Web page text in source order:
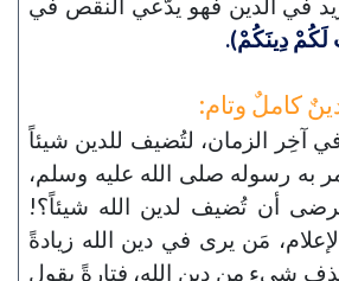
لَكُمْ دِينَكُمْ).
كاملٌ وتام:
آخِر الزمان، لتُضيف للدين شيئاً
أمر به رسوله صلى الله عليه وسلم،
أن تُضيف لدين الله شيئاً؟!
مَن يرى في دين الله زيادةً
شيءٍ من دين الله، فتارةً يقول